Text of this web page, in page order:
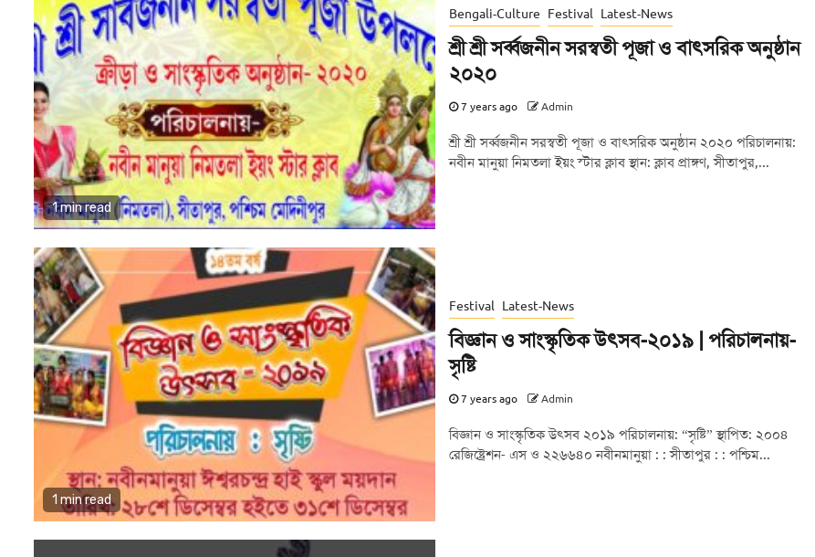
1 min read
Bengali-Culture Festival Latest-News
শ্রী শ্রী সর্ব্বজনীন সরস্বতী পূজা ও বাৎসরিক অনুষ্ঠান
২০২০
7 years ago Admin
শ্রী শ্রী সর্ব্বজনীন সরস্বতী পূজা ও বাৎসরিক অনুষ্ঠান ২০২০ পরিচালনায়:
নবীন মানুয়া নিমতলা ইয়ং স্টার ক্লাব স্থান: ক্লাব প্রাঙ্গণ, সীতাপুর,...
1 min read
Festival Latest-News
বিজ্ঞান ও সাংস্কৃতিক উৎসব-২০১৯ | পরিচালনায়-
সৃষ্টি
7 years ago Admin
বিজ্ঞান ও সাংস্কৃতিক উৎসব ২০১৯ পরিচালনায়: “সৃষ্টি” স্থাপিত: ২০০৪
রেজিষ্ট্রেশন- এস ও ২২৬৬৪০ নবীনমানুয়া : : সীতাপুর : : পশ্চিম...